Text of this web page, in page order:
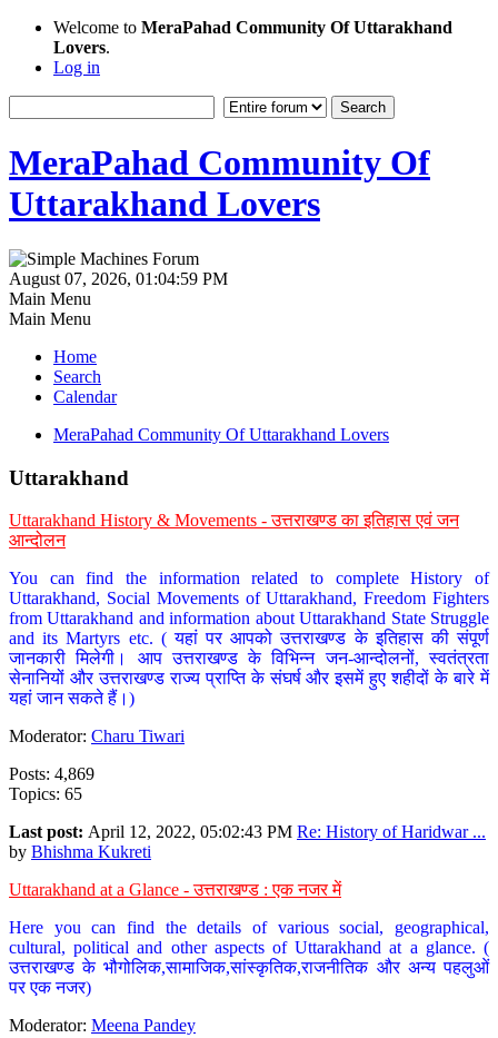
Welcome to MeraPahad Community Of Uttarakhand
Lovers.
Log in
MeraPahad Community Of
Uttarakhand Lovers
August 07, 2026, 01:04:59 PM
Main Menu
Main Menu
Home
Search
Calendar
MeraPahad Community Of Uttarakhand Lovers
Uttarakhand
Uttarakhand History & Movements - उत्तराखण्ड का इतिहास एवं जन
आन्दोलन
You can find the information related to complete History of
Uttarakhand, Social Movements of Uttarakhand, Freedom Fighters
from Uttarakhand and information about Uttarakhand State Struggle
and its Martyrs etc. ( यहां पर आपको उत्तराखण्ड के इतिहास की संपूर्ण
जानकारी मिलेगी। आप उत्तराखण्ड के विभिन्न जन-आन्दोलनों, स्वतंत्रता
सेनानियों और उत्तराखण्ड राज्य प्राप्ति के संघर्ष और इसमें हुए शहीदों के बारे में
यहां जान सकते हैं।)
Moderator: Charu Tiwari
Posts: 4,869
Topics: 65
Last post: April 12, 2022, 05:02:43 PM Re: History of Haridwar ...
by Bhishma Kukreti
Uttarakhand at a Glance - उत्तराखण्ड : एक नजर में
Here you can find the details of various social, geographical,
cultural, political and other aspects of Uttarakhand at a glance. (
उत्तराखण्ड के भौगोलिक,सामाजिक,सांस्कृतिक,राजनीतिक और अन्य पहलुओं
पर एक नजर)
Moderator: Meena Pandey